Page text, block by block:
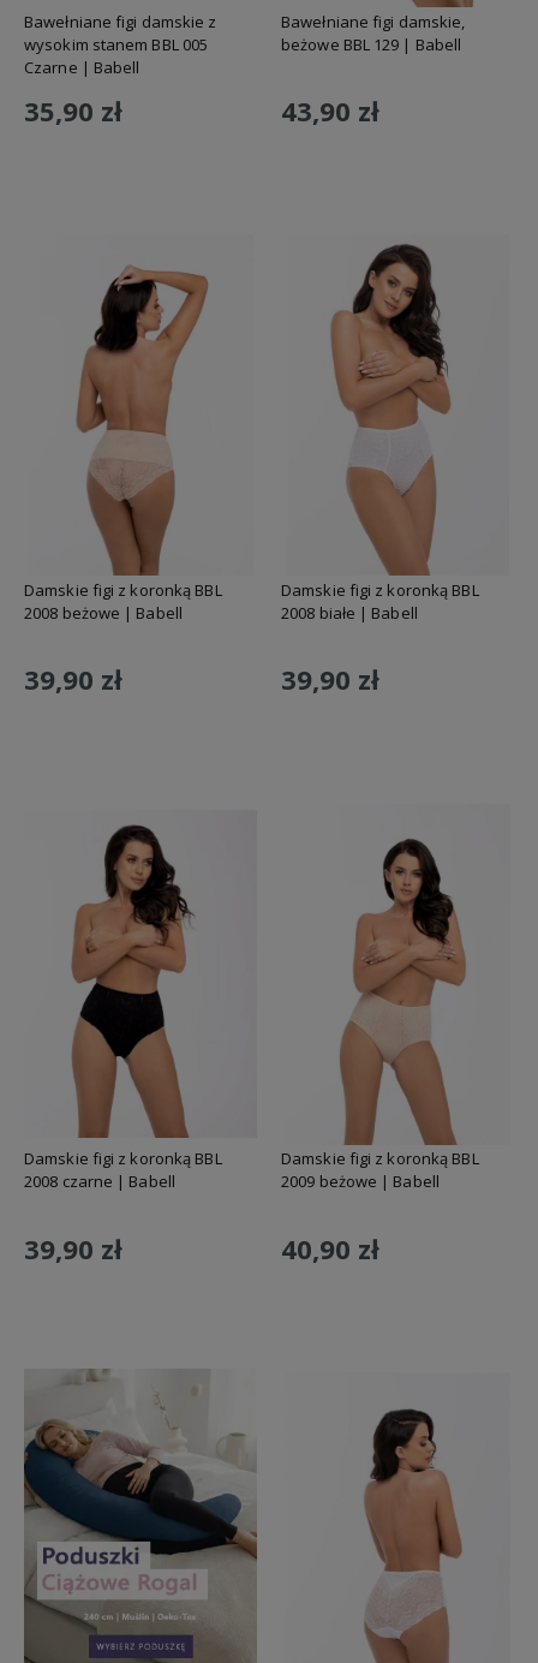
Bawełniane figi damskie z
wysokim stanem BBL 005
Czarne | Babell
35,90 zł
Bawełniane figi damskie,
beżowe BBL 129 | Babell
43,90 zł
Damskie figi z koronką BBL
2008 beżowe | Babell
39,90 zł
Damskie figi z koronką BBL
2008 białe | Babell
39,90 zł
Damskie figi z koronką BBL
2008 czarne | Babell
39,90 zł
Damskie figi z koronką BBL
2009 beżowe | Babell
40,90 zł